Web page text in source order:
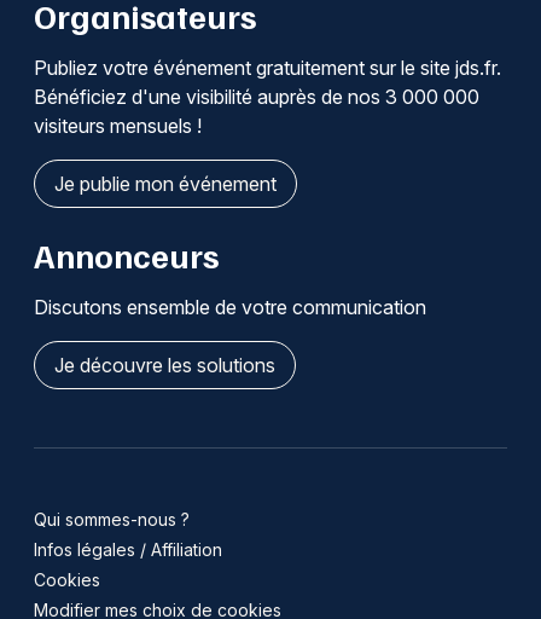
Organisateurs
Publiez votre événement gratuitement sur le site jds.fr.
Bénéficiez d'une visibilité auprès de nos 3 000 000
visiteurs mensuels !
Je publie mon événement
Annonceurs
Discutons ensemble de votre communication
Je découvre les solutions
Qui sommes-nous ?
Infos légales / Affiliation
Cookies
Modifier mes choix de cookies